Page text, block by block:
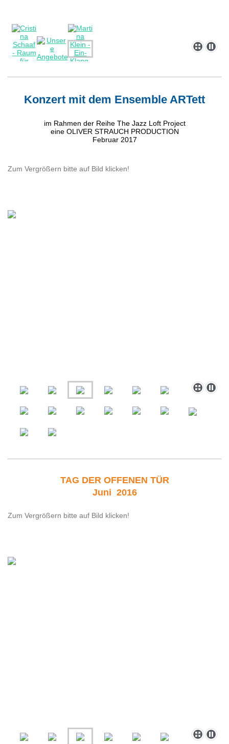
Konzert mit dem Ensemble ARTett
im Rahmen der Reihe The Jazz Loft Project
eine OLIVER STRAUCH PRODUCTION
Februar 2017
Zum Vergrößern bitte auf Bild klicken!
TAG DER OFFENEN TÜR
Juni 2016
Zum Vergrößern bitte auf Bild klicken!